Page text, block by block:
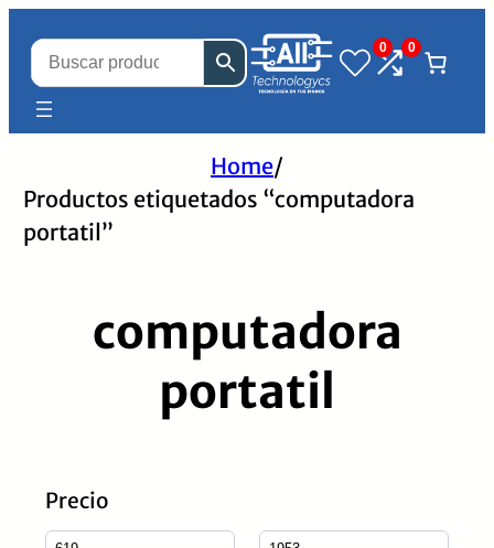
0 0
Home/
Productos etiquetados “computadora
portatil”
computadora
portatil
Precio